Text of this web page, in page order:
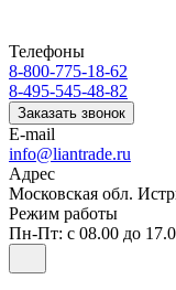
Телефоны
8-800-775-18-62
8-495-545-48-82
Заказать звонок
E-mail
info@liantrade.ru
Адрес
Московская обл.
Режим работы
Пн-Пт: c 08.00 до